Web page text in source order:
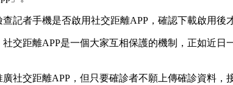
記者手機是否啟用社交距離APP，確認下載啟用後
交距離APP是一個大家互相保護的機制，正如近
社交距離APP，但只要確診者不願上傳確診資料，